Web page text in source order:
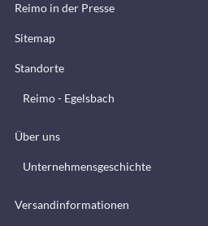
Reimo in der Presse
Sitemap
Standorte
Reimo - Egelsbach
Über uns
Unternehmensgeschichte
Versandinformationen